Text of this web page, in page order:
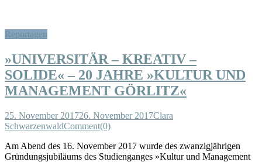
Reportagen
»UNIVERSITÄR – KREATIV –
SOLIDE« – 20 JAHRE »KULTUR UND
MANAGEMENT GÖRLITZ«
25. November 201726. November 2017Clara
SchwarzenwaldComment(0)
Am Abend des 16. November 2017 wurde des zwanzigjährigen
Gründungsjubiläums des Studienganges »Kultur und Management